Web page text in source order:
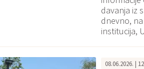
davanja iz
dnevno,
institucija,
08.06.2026. |